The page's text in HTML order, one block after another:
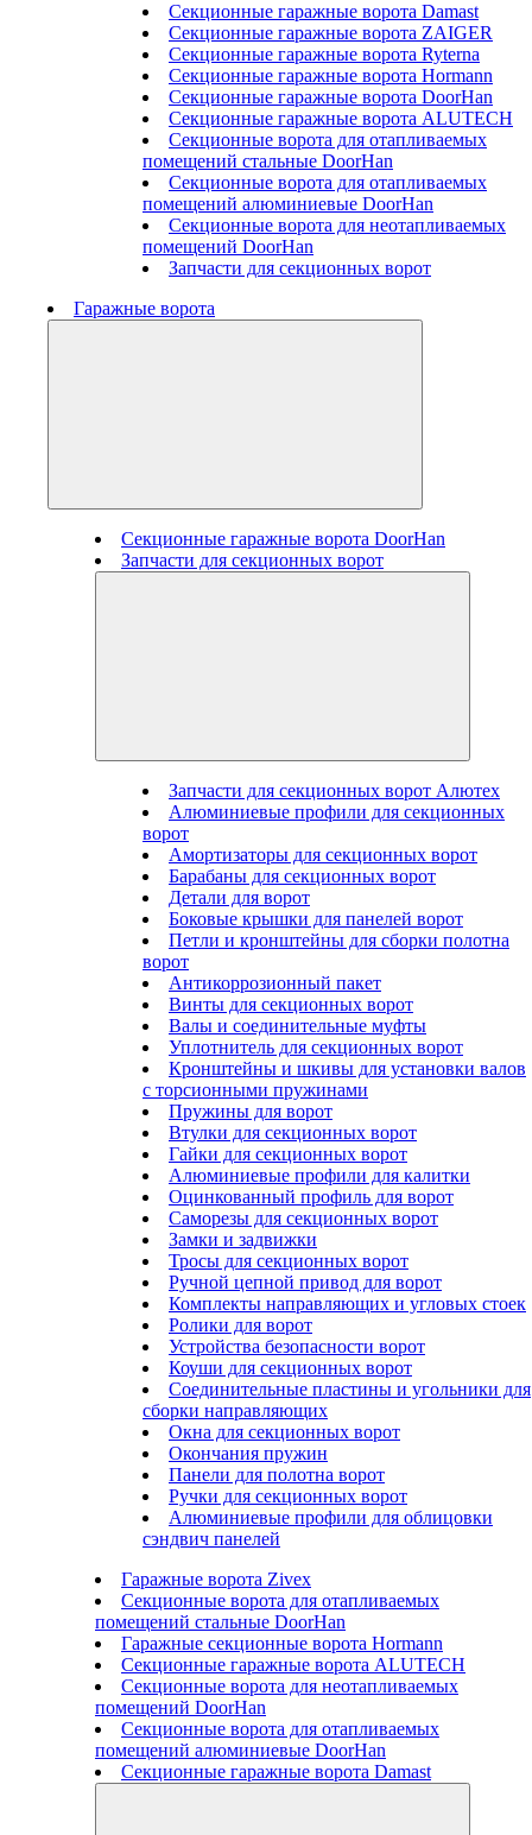
Секционные гаражные ворота Damast
Секционные гаражные ворота ZAIGER
Секционные гаражные ворота Ryterna
Секционные гаражные ворота Hormann
Секционные гаражные ворота DoorHan
Секционные гаражные ворота ALUTECH
Секционные ворота для отапливаемых
помещений стальные DoorHan
Секционные ворота для отапливаемых
помещений алюминиевые DoorHan
Секционные ворота для неотапливаемых
помещений DoorHan
Запчасти для секционных ворот
Гаражные ворота
Секционные гаражные ворота DoorHan
Запчасти для секционных ворот
Запчасти для секционных ворот Алютех
Алюминиевые профили для секционных
ворот
Амортизаторы для секционных ворот
Барабаны для секционных ворот
Детали для ворот
Боковые крышки для панелей ворот
Петли и кронштейны для сборки полотна
ворот
Антикоррозионный пакет
Винты для секционных ворот
Валы и соединительные муфты
Уплотнитель для секционных ворот
Кронштейны и шкивы для установки валов
с торсионными пружинами
Пружины для ворот
Втулки для секционных ворот
Гайки для секционных ворот
Алюминиевые профили для калитки
Оцинкованный профиль для ворот
Саморезы для секционных ворот
Замки и задвижки
Тросы для секционных ворот
Ручной цепной привод для ворот
Комплекты направляющих и угловых стоек
Ролики для ворот
Устройства безопасности ворот
Коуши для секционных ворот
Соединительные пластины и угольники для
сборки направляющих
Окна для секционных ворот
Окончания пружин
Панели для полотна ворот
Ручки для секционных ворот
Алюминиевые профили для облицовки
сэндвич панелей
Гаражные ворота Zivex
Секционные ворота для отапливаемых
помещений стальные DoorHan
Гаражные секционные ворота Hormann
Секционные гаражные ворота ALUTECH
Секционные ворота для неотапливаемых
помещений DoorHan
Секционные ворота для отапливаемых
помещений алюминиевые DoorHan
Секционные гаражные ворота Damast